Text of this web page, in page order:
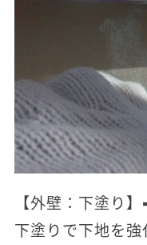
【外壁：下塗り
下塗りで下地を